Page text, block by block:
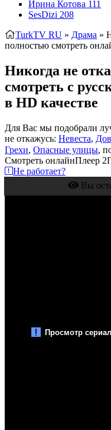
Ирина Котова 111
SesDizi 208
TurkTV RU » Драма »
полностью смотреть
Никогда не
смотреть с
в HD качестве
Для Вас мы подобрали
не откажусь: Невеста,
Грехи, Опасные улицы,
Смотреть онлайнПлеер 2
Не работает?
Вы